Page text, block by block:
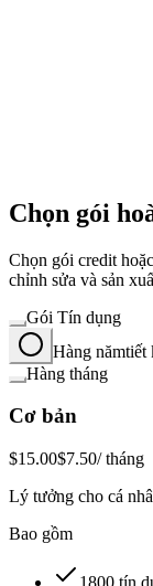
Chọn gói
Chọn gói credit
chỉnh sửa và sản
Gói Tín dụng
Hàng nămtiết
Hàng tháng
Cơ bản
$15.00$7.50/ tháng
Lý tưởng cho cá
Bao gồm
1800 tín